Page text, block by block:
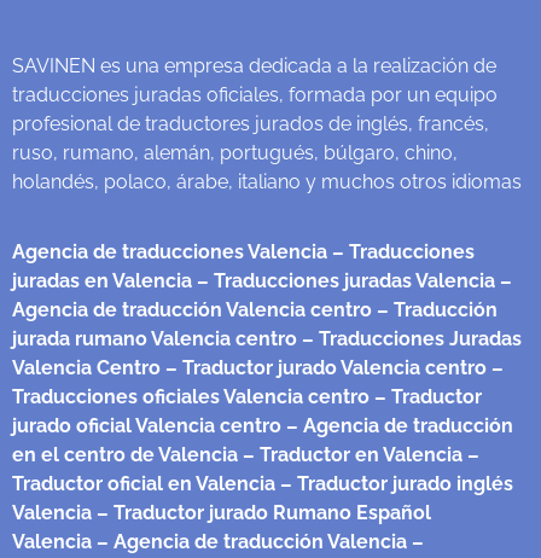
SAVINEN es una empresa dedicada a la realización de
traducciones juradas oficiales, formada por un equipo
profesional de traductores jurados de inglés, francés,
ruso, rumano, alemán, portugués, búlgaro, chino,
holandés, polaco, árabe, italiano y muchos otros idiomas
Agencia de traducciones Valencia – Traducciones
juradas en Valencia – Traducciones juradas Valencia –
Agencia de traducción Valencia centro – Traducción
jurada rumano Valencia centro – Traducciones Juradas
Valencia Centro – Traductor jurado Valencia centro –
Traducciones oficiales Valencia centro – Traductor
jurado oficial Valencia centro – Agencia de traducción
en el centro de Valencia – Traductor en Valencia –
Traductor oficial en Valencia – Traductor jurado inglés
Valencia – Traductor jurado Rumano Español
Valencia – Agencia de traducción Valencia –